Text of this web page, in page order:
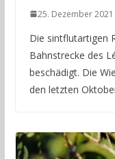
25. Dezember 2021
Die sintflutartigen
Bahnstrecke des
beschädigt. Die
den letzten